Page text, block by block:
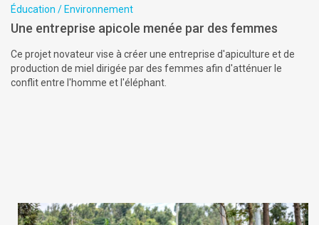
Éducation / Environnement
Une entreprise apicole menée par des femmes
Ce projet novateur vise à créer une entreprise d'apiculture et de
production de miel dirigée par des femmes afin d'atténuer le
conflit entre l'homme et l'éléphant.